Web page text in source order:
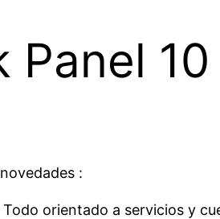
Panel 10
:
orientado a servicios y